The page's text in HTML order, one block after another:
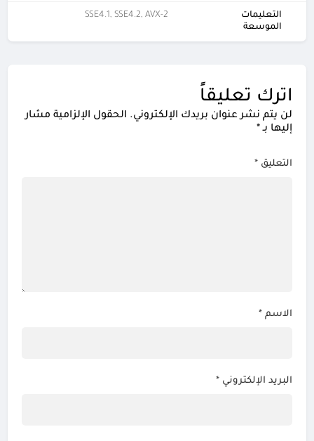
التعليمات
الموسعة
SSE4.1, SSE4.2, AVX-2
اترك تعليقاً
لن يتم نشر عنوان بريدك الإلكتروني. الحقول الإلزامية مشار
إليها بـ*
التعليق *
الاسم *
البريد الإلكتروني *